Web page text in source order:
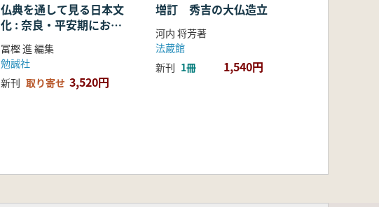
仏典を通して見る日本文
化 : 奈良・平安期におけ
る仏教の受容・融合・展
開
冨樫 進 編集
勉誠社
新刊 取り寄せ 3,520円
増訂 秀吉の大仏造立
河内 将芳著
法蔵館
新刊 1冊 1,540円